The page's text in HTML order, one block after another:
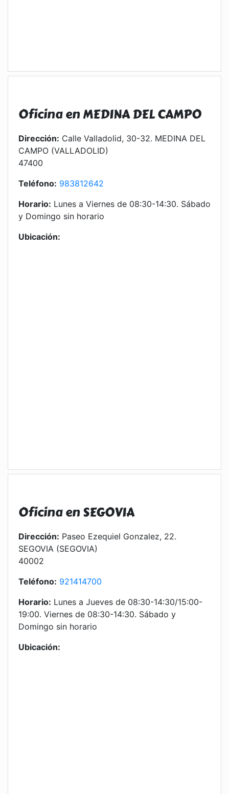
Oficina en MEDINA DEL CAMPO
Dirección: Calle Valladolid, 30-32. MEDINA DEL
CAMPO (VALLADOLID)
47400
Teléfono: 983812642
Horario: Lunes a Viernes de 08:30-14:30. Sábado
y Domingo sin horario
Ubicación:
Oficina en SEGOVIA
Dirección: Paseo Ezequiel Gonzalez, 22.
SEGOVIA (SEGOVIA)
40002
Teléfono: 921414700
Horario: Lunes a Jueves de 08:30-14:30/15:00-
19:00. Viernes de 08:30-14:30. Sábado y
Domingo sin horario
Ubicación: